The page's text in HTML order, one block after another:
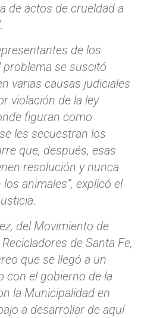
de actos de crueldad a
de los
se suscitó
varias causas judiciales
violación de la ley
figuran como
les secuestran los
que, después, esas
resolución y nunca
animales”, explicó el
del Movimiento de
de Santa Fe,
que se llegó a un
con el gobierno de la
la Municipalidad en
a desarrollar de aquí